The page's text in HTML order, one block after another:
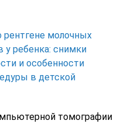
рентгене молочных
у ребенка: снимки
и особенности
в детской
томографии